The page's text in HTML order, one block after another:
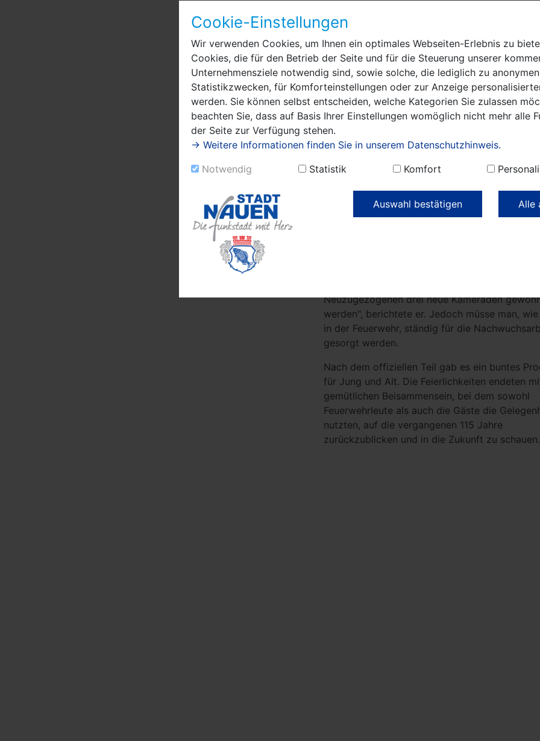
Cookie-Einstellungen
Wir verwenden Cookies, um Ihnen ein optimales Webseiten-Erlebnis zu
Cookies, die für den Betrieb der Seite und für die Steuerung unserer
Unternehmensziele notwendig sind, sowie solche, die lediglich zu anonymen
Statistikzwecken, für Komforteinstellungen oder zur Anzeige
werden. Sie können selbst entscheiden, welche Kategorien Sie zulassen
beachten Sie, dass auf Basis Ihrer Einstellungen womöglich nicht mehr alle
der Seite zur Verfügung stehen.
→ Weitere Informationen finden Sie in unserem Datenschutzhinweis.
Notwendig
Statistik Komfort
Auswahl bestätigen Alle
Einsätzen gerüstet sind. Die Jugendfeuerwehr
aktuell 15 Mitglieder. Die Alters- und
hat sieben Mitglieder, davon zwei Frauen.
Ortswehrführer Meintzer betonte die
ständigen Weiterentwicklung: "Auch nach 115
es unsere Aufgabe, den sich verändernden
Herausforderungen gerecht zu werden. Mit
regelmäßigen Ausbildungen und der
moderner Technik stellen wir sicher, dass wir im
"Kamerad Hans Drea ist in diesem Jahr 60 Jahre
Mitglied der Feuerwehr – und dies schon immer
Neuzugezogenen drei neue Kameraden
werden", berichtete er. Jedoch müsse man,
in der Feuerwehr, ständig für die
gesorgt werden.
Nach dem offiziellen Teil gab es ein buntes
für Jung und Alt. Die Feierlichkeiten endeten
gemütlichen Beisammensein, bei dem sowohl
Feuerwehrleute als auch die Gäste die
nutzten, auf die vergangenen 115 Jahre
zurückzublicken und in die Zukunft zu schauen.